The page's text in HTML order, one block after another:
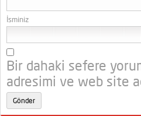
İsminiz
Bir dahaki sefere
adresimi ve web site